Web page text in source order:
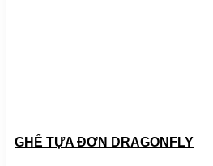
GHẾ TỰA ĐƠN DRAGONFLY